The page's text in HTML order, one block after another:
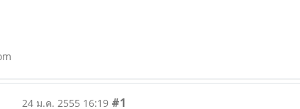
24 ม.ค. 2555 16:19 #1